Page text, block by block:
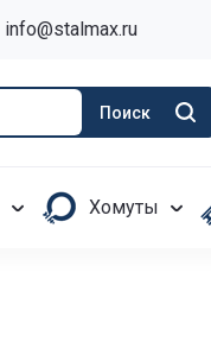
info@stalmax.ru
Поиск
Хомуты